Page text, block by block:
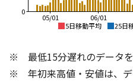
5日移動平均 25日
06/01
05/01
0
最低15分遅れのデータ
年初来高値・安値は、